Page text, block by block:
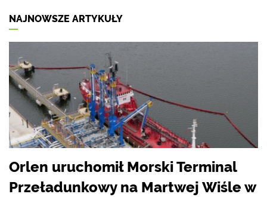
NAJNOWSZE ARTYKUŁY
Orlen uruchomił Morski Terminal
Przeładunkowy na Martwej Wiśle w